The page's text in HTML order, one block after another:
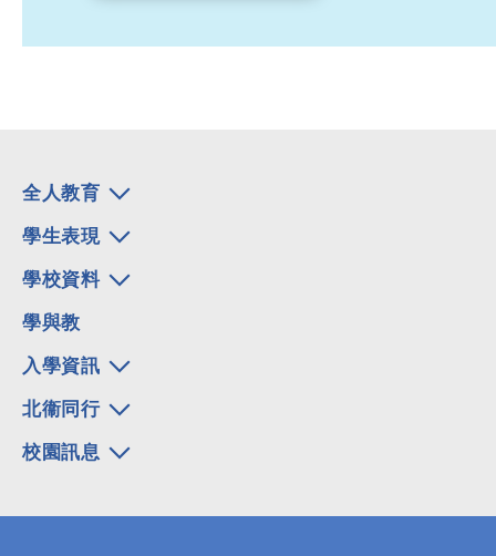
全人教育
學生表現
學校資料
學與教
入學資訊
北衞同行
校園訊息